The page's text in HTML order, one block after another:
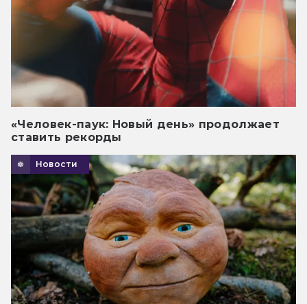
«Человек-паук: Новый день» продолжает
ставить рекорды
Новости